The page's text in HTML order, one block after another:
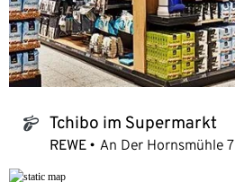
tchibo_logo Tchibo im Supermarkt
REWE An Der Hornsmühle 7